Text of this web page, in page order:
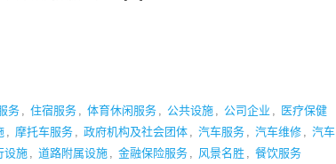
务 , 住宿服务 , 体育休闲服务 , 公共设施 , 公司企业 , 医疗保健
, 摩托车服务 , 政府机构及社会团体 , 汽车服务 , 汽车维修 , 汽车
设施 , 道路附属设施 , 金融保险服务 , 风景名胜 , 餐饮服务